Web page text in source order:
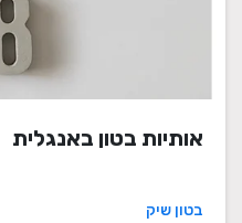
אותיות בטון באנגלית
בטון שיק